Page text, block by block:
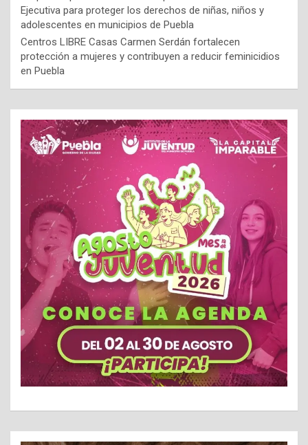
Ejecutiva para proteger los derechos de niñas, niños y
adolescentes en municipios de Puebla
Centros LIBRE Casas Carmen Serdán fortalecen
protección a mujeres y contribuyen a reducir feminicidios
en Puebla